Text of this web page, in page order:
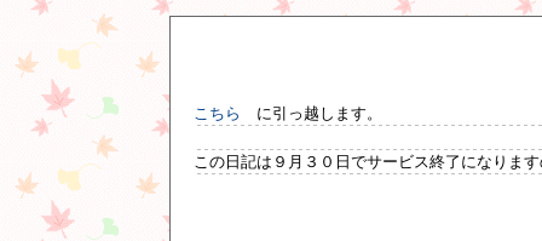
こちら に引っ越します。
この日記は９月３０日でサービス終了になりま